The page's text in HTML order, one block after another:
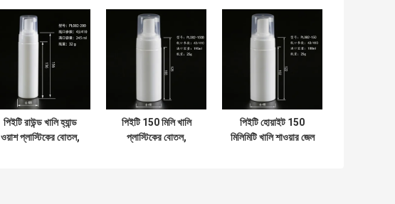
পিইটি রাউন্ড খালি হ্যান্ড
ওয়াশ প্লাস্টিকের বোতল,
পিইটি 150 মিলি খালি
প্লাস্টিকের বোতল,
পিইটি হোয়াইট 150
মিলিমিটি খালি শাওয়ার জেল